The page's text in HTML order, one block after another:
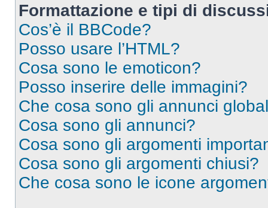
Formattazione e tipi di
Cos’è il BBCode?
Posso usare l’HTML?
Cosa sono le emoticon?
Posso inserire delle immagini?
Che cosa sono gli annunci
Cosa sono gli annunci?
Cosa sono gli argomenti
Cosa sono gli argomenti chiusi?
Che cosa sono le icone